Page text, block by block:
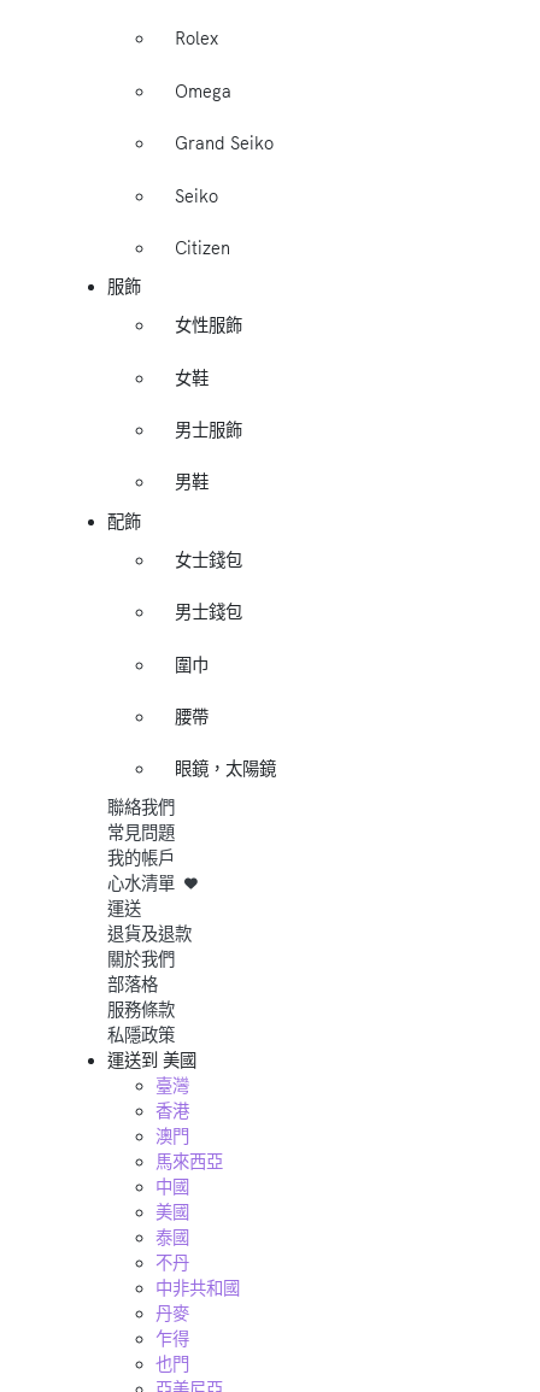
Rolex
Omega
Grand Seiko
Seiko
Citizen
服飾
女性服飾
女鞋
男士服飾
男鞋
配飾
女士錢包
男士錢包
圍巾
腰帶
眼鏡，太陽鏡
聯絡我們
常見問題
我的帳戶
心水清單
運送
退貨及退款
關於我們
部落格
服務條款
私隱政策
運送到 美國
臺灣
香港
澳門
馬來西亞
中國
美國
泰國
不丹
中非共和國
丹麥
乍得
也門